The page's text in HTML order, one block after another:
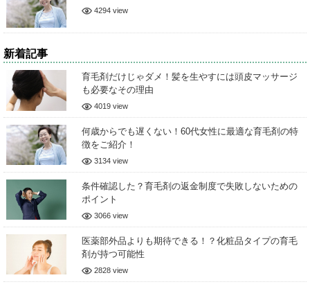
4294 view
新着記事
育毛剤だけじゃダメ！髪を生やすには頭皮マッサージ
も必要なその理由
4019 view
何歳からでも遅くない！60代女性に最適な育毛剤の特
徴をご紹介！
3134 view
条件確認した？育毛剤の返金制度で失敗しないための
ポイント
3066 view
医薬部外品よりも期待できる！？化粧品タイプの育毛
剤が持つ可能性
2828 view